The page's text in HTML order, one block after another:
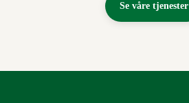
Se våre tjenester